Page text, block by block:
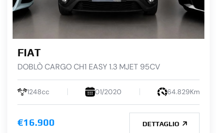
FIAT
DOBLÒ CARGO CH1 EASY 1.3 MJET 95CV
1248cc 01/2020 64.829Km
€16.900 DETTAGLIO